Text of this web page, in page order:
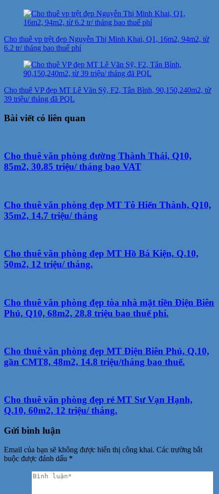
Cho thuê vp trệt đẹp Nguyễn Thị Minh Khai, Q1, 16m2, 94m2, từ
6.2 tr/ tháng bao thuế phí
Cho thuê VP đẹp MT Lê Văn Sỹ, F2, Tân Bình, 90,150,240m2, từ
39 triệu/ tháng đã PQL
Bài viết có liên quan
Cho thuê văn phòng đường Thành Thái, Q10,
85m2, 30.85 triệu/ tháng bao VAT
Cho thuê văn phòng đẹp MT Tô Hiến Thành, Q10,
35m2, 14.7 triệu/ tháng
Cho thuê văn phòng đẹp MT Hồ Bá Kiện, Q.10,
50m2, 12 triệu/ tháng.
Cho thuê văn phòng đẹp tòa nhà mặt tiền Điện Biên
Phủ, Q10, 68m2, 28.8 triệu bao thuế phí.
Cho thuê văn phòng đẹp MT Điện Biên Phủ, Q.10,
gần CMT8, 48m2, 14.8 triệu/tháng bao thuế.
Cho thuê văn phòng đẹp rẻ MT Sư Vạn Hạnh,
Q.10, 60m2, 12 triệu/ tháng.
Gửi bình luận
Email của bạn sẽ không được hiển thị công khai. Các trường bắt
buộc được đánh dấu *